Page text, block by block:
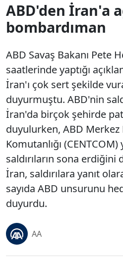
ABD'den İran'a
bombardıman
ABD Savaş Bakanı Pete
saatlerinde yaptığı
İran'ı çok sert şekilde
duyurmuştu. ABD'nin
İran'da birçok şehirde
duyulurken, ABD Merkez
Komutanlığı (CENTCOM)
saldırıların sona
İran, saldırılara yanıt
sayıda ABD unsurunu
duyurdu.
AA